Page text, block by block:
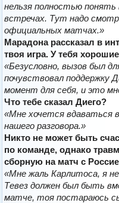
нельзя полностью
встречах. Тут надо
официальных матчах.»
Марадона рассказал в
твоя игра. У тебя
«Безусловно, вызов был
почувствовал поддержку
момент для себя, и это
Что тебе сказал Диего?
«Мне хочется вдаваться
нашего разговора.»
Никто не может быть
по команде, однако
сборную на матч с
«Мне жаль Карлитоса, я
Тевез должен был быть
матче, тоя постараюсь